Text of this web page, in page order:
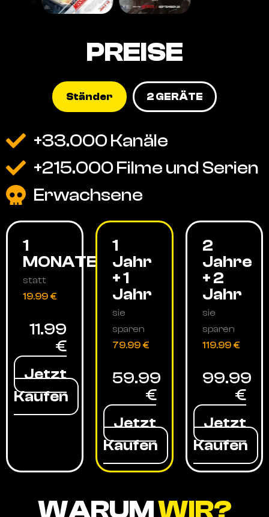
PREISE
Ständer 2 GERÄTE
+33.000 Kanäle
+215.000 Filme und Serien
Erwachsene
1
MONATE
statt
19.99 €
11.99
€
Jetzt
Kaufen
1
Jahr
+ 1
Jahr
sie
sparen
79.99 €
59.99
€
Jetzt
Kaufen
2
Jahre
+ 2
Jahr
sie
sparen
119.99 €
99.99
€
Jetzt
Kaufen
WARUMWIR?